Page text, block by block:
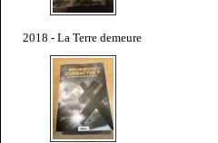
2018 - La Terre demeure